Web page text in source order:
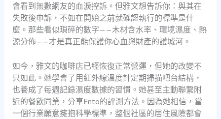
會看到無數網友的血淚控訴。但雅文想告訴你：與其在
失敗後申訴，不如在開始之前就確認執行的標準是什
麼。那些看似瑣碎的數字——木材含水率、環境濕度、熱
源分佈——才是真正能保護你心血與財產的護城河。
如今，雅文的咖啡店已經恢復正常營運，但她的改變不
只如此。她學會了用紅外線溫度計定期掃描吧台結構，
也養成了每週記錄濕度數據的習慣。她甚至主動聯繫附
近的餐飲同業，分享Ento的評測方法。因為她相信，當
一個行業願意擁抱科學標準，整個社區的居住風險都會